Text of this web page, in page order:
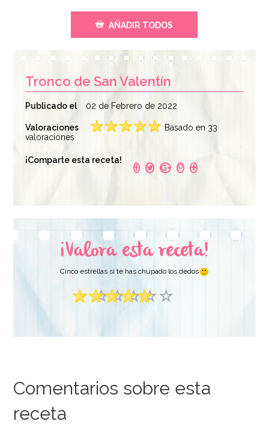
Chocolate Blanco
AÑADIR
300 gr
AÑADIR
AÑADIR TODOS
Tronco de San Valentín
Publicado el 02 de Febrero de 2022
Valoraciones
Basado en 33
valoraciones
¡Comparte esta receta!
¡Valora esta receta!
Cinco estrellas si te has chupado los dedos
Comentarios sobre esta
receta